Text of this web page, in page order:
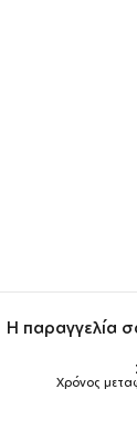
Η παραγγελία
Χρόνος